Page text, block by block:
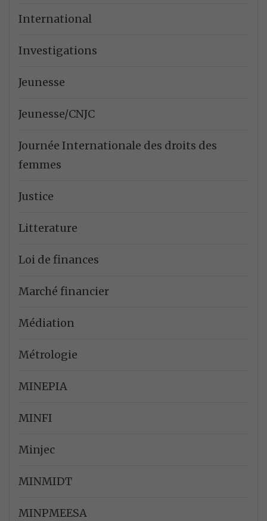
International
Investigations
Jeunesse
Jeunesse/CNJC
Journée Internationale des droits des
femmes
Justice
Litterature
Loi de finances
Marché financier
Médiation
Métrologie
MINEPIA
MINFI
Minjec
MINMIDT
MINPMEESA